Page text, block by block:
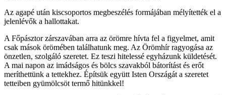
Az agapé után kiscsoportos megbeszélés formájában mélyítették el a
jelenlévők a hallottakat.
A Főpásztor zárszavában arra az örömre hívta fel a figyelmet, amit
csak mások örömében találhatunk meg. Az Örömhír ragyogása az
önzetlen, szolgáló szeretet. Ez teszi hitelessé egyházunk küldetését.
A mai napon az imádságos és bölcs szavakból bátorítást és erőt
meríthettünk a tettekhez. Építsük együtt Isten Országát a szeretet
tetteiben gyümölcsöt termő hitünkkel!